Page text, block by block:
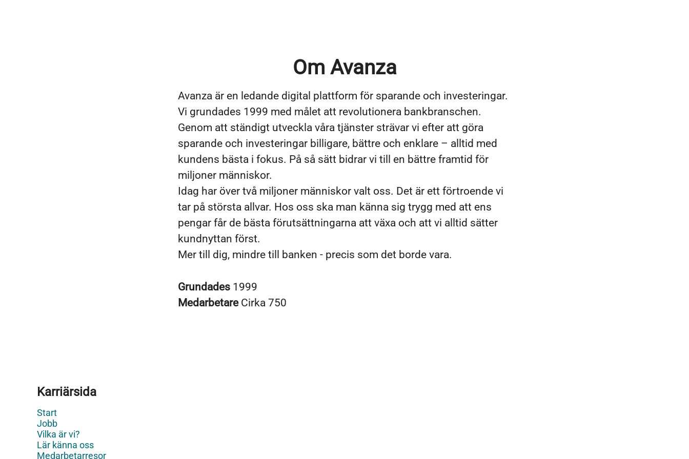
Om Avanza
Avanza är en ledande digital plattform för sparande och investeringar.
Vi grundades 1999 med målet att revolutionera bankbranschen.
Genom att ständigt utveckla våra tjänster strävar vi efter att göra
sparande och investeringar billigare, bättre och enklare – alltid med
kundens bästa i fokus. På så sätt bidrar vi till en bättre framtid för
miljoner människor.
Idag har över två miljoner människor valt oss. Det är ett förtroende vi
tar på största allvar. Hos oss ska man känna sig trygg med att ens
pengar får de bästa förutsättningarna att växa och att vi alltid sätter
kundnyttan först.
Mer till dig, mindre till banken - precis som det borde vara.
Grundades 1999
Medarbetare Cirka 750
Karriärsida
Start
Jobb
Vilka är vi?
Lär känna oss
Medarbetarresor